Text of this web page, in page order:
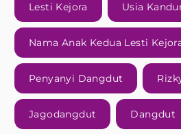
Lesti Kejora Usia
Nama Anak Kedua Lesti
Penyanyi Dangdut
Jagodangdut Dangdut